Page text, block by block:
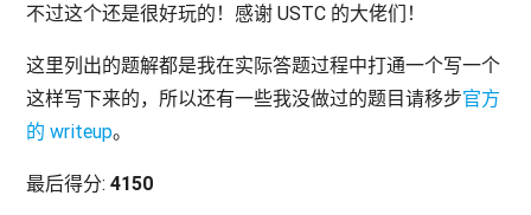
不过这个还是很好玩的！感谢 USTC 的大佬们！
这里列出的题解都是我在实际答题过程中打通一个写一个
这样写下来的，所以还有一些我没做过的题目请移步官方
的 writeup。
最后得分:4150